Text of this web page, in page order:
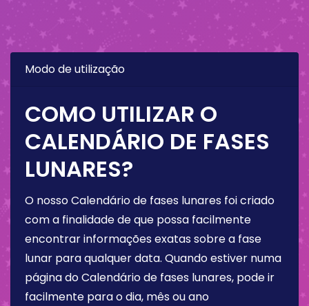
Modo de utilização
COMO UTILIZAR O
CALENDÁRIO DE FASES
LUNARES?
O nosso Calendário de fases lunares foi criado
com a finalidade de que possa facilmente
encontrar informações exatas sobre a fase
lunar para qualquer data. Quando estiver numa
página do Calendário de fases lunares, pode ir
facilmente para o dia, mês ou ano